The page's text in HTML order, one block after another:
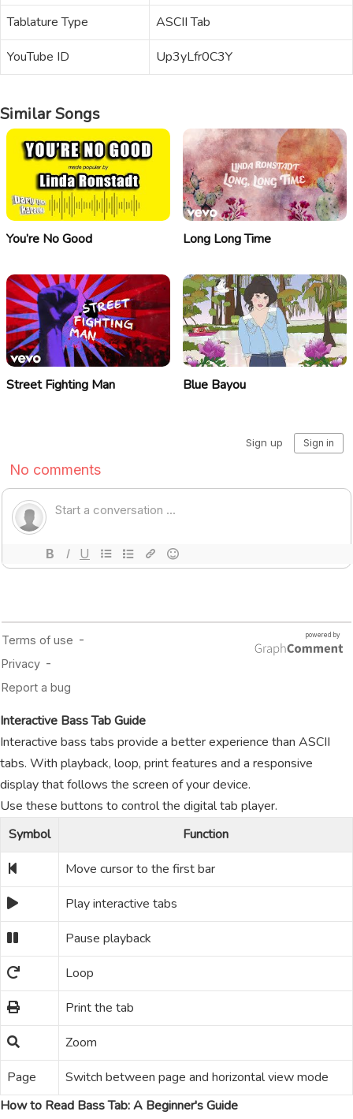
Tablature Type
ASCII Tab
YouTube ID
Up3yLfr0C3Y
Similar Songs
You’re No Good Long Long Time
Street Fighting Man Blue Bayou
Interactive Bass Tab Guide
Interactive bass tabs provide a better experience than ASCII
tabs. With playback, loop, print features and a responsive
display that follows the screen of your device.
Use these buttons to control the digital tab player.
Symbol
Function
Move cursor to the first bar
Play interactive tabs
Pause playback
Loop
Print the tab
Zoom
Page
Switch between page and horizontal view mode
How to Read Bass Tab: A Beginner's Guide